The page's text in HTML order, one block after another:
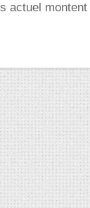
actuel